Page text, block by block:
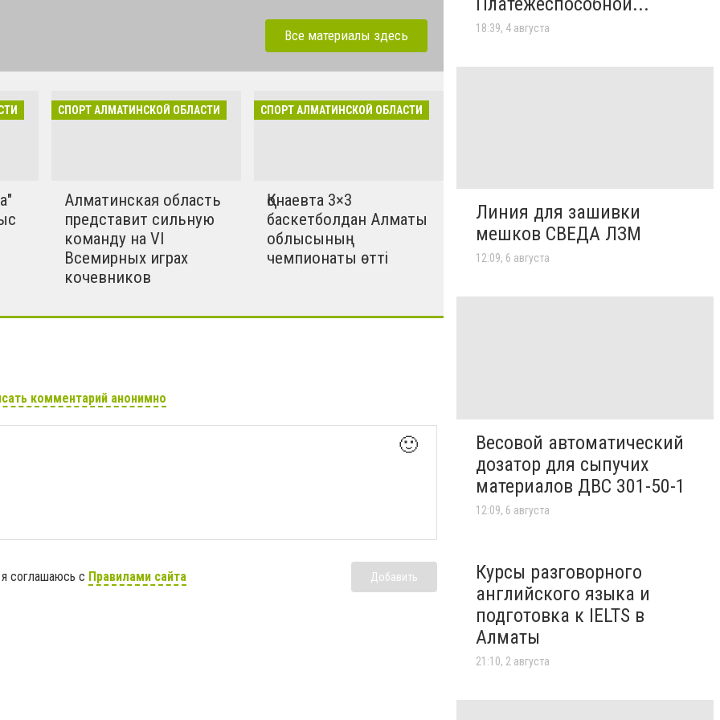
Все материалы здесь
СПОРТ АЛМАТИНСКОЙ ОБЛАСТИ
Алматинская область
представит сильную
команду на VI
Всемирных играх
кочевников
СПОРТ АЛМАТИНСКОЙ ОБЛАСТИ
Қонаевта 3×3
баскетболдан Алматы
облысының
чемпионаты өтті
комментарий анонимно
🙂
соглашаюсь с Правилами сайта Добавить
18:39, 4 августа
Линия для зашивки
мешков СВЕДА ЛЗМ
12:09, 6 августа
Весовой автоматический
дозатор для сыпучих
материалов ДВС 301-50-1
12:09, 6 августа
Курсы разговорного
английского языка и
подготовка к IELTS в
Алматы
21:10, 2 августа